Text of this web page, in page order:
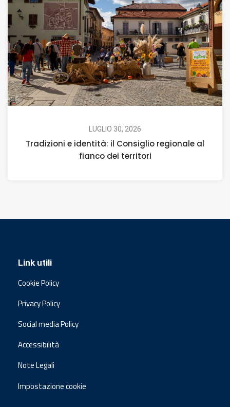
LUGLIO 30, 2026
Tradizioni e identità: il Consiglio regionale al
fianco dei territori
Link utili
Cookie Policy
Privacy Policy
Social media Policy
Accessibilità
Note Legali
Impostazione cookie